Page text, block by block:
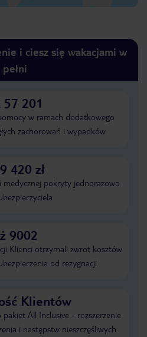
i ciesz się wakacjami w
pełni
57 201
w ramach dodatkowego
zachorowań i wypadków
420 zł
medycznej pokryty jednorazowo
9002
Klienci otrzymali zwrot kosztów
od rezygnacji
Klientów
pakiet All Inclusive - rozszerzenie
i następstw nieszczęśliwych